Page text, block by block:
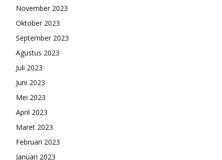
November 2023
Oktober 2023
September 2023
Agustus 2023
Juli 2023
Juni 2023
Mei 2023
April 2023
Maret 2023
Februari 2023
Januari 2023